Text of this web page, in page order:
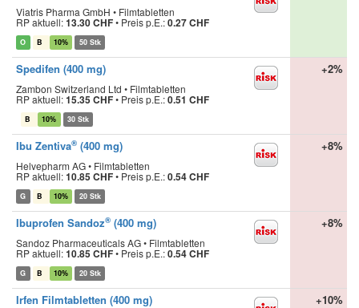
Viatris Pharma GmbH • Filmtabletten
RP aktuell:13.30 CHF• Preis p.E.:0.27 CHF
O B 10% 50 Stk
Spedifen (400 mg)
Zambon Switzerland Ltd • Filmtabletten
RP aktuell:15.35 CHF• Preis p.E.:0.51 CHF
B 10% 30 Stk
+2%
Ibu Zentiva® (400 mg)
Helvepharm AG • Filmtabletten
RP aktuell:10.85 CHF• Preis p.E.:0.54 CHF
G B 10% 20 Stk
+8%
Ibuprofen Sandoz® (400 mg)
Sandoz Pharmaceuticals AG • Filmtabletten
RP aktuell:10.85 CHF• Preis p.E.:0.54 CHF
G B 10% 20 Stk
+8%
Irfen Filmtabletten (400 mg) +10%